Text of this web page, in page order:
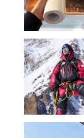
статиите
въвеждат
читателите
редакцията
отговорност
откриете